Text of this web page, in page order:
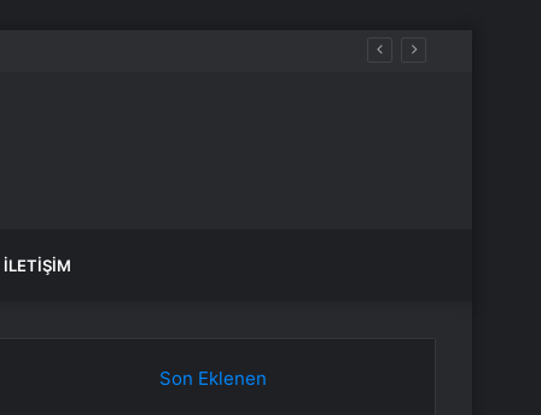
İLETIŞIM
Son Eklenen